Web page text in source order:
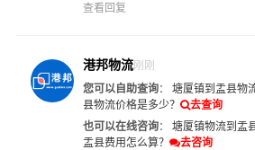
查看回复
港邦物流刚刚
您可以自助查询： 塘厦镇到盂县物
县物流价格是多少？
去查询
也可以在线咨询： 塘厦镇物流到盂
盂县费用怎么算？
去咨询